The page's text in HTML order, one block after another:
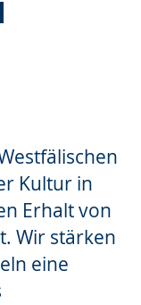
Kultur in
Erhalt von
Wir stärken
eine